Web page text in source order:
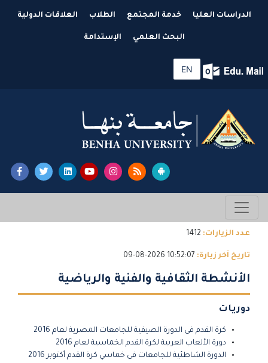
الدراسات العليا خدمة المجتمع الطلاب العلاقات الدولية
البحث العلمي الإستدامة
EN
عدد الزيارات: 1412
تاريخ آخر زيارة: 10:52:07 2026-08-09
الأنشطة الثقافية والفنية والرياضية
دوريات
كرة القدم فى الدورة الصيفية للجامعات المصرية لعام 2016
دورة الألعاب العربية لكرة القدم الخماسية لعام 2016
الدورة الشاطئية للجامعات فى خماسي كرة القدم أكتوبر 2016